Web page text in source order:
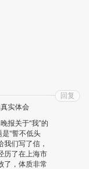
体会
报关于“我”的
“誓不低头
们写了信，
历了在上海市
了，体质非常
回复